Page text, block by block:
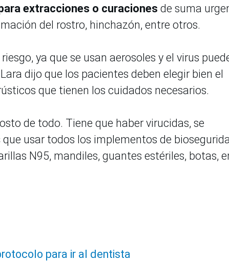
extracciones o curaciones de suma
del rostro, hinchazón, entre otros.
ya que se usan aerosoles y el virus
dijo que los pacientes deben elegir bien el
que tienen los cuidados necesarios.
de todo. Tiene que haber virucidas, se
usar todos los implementos de
N95, mandiles, guantes estériles, botas,
para ir al dentista